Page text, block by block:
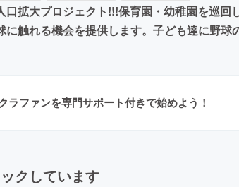
拡大プロジェクト!!!保育園・幼稚園を巡
触れる機会を提供します。子ども達に野球
ラファンを専門サポート付きで始めよう！
クしています